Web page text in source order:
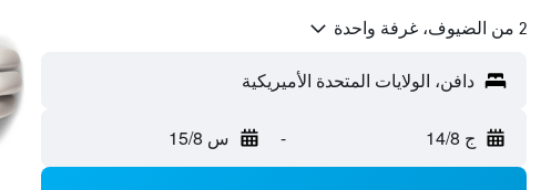
2 من الضيوف، غرفة واحدة
دافن، الولايات المتحدة الأميريكية
ج 14/8 - س 15/8